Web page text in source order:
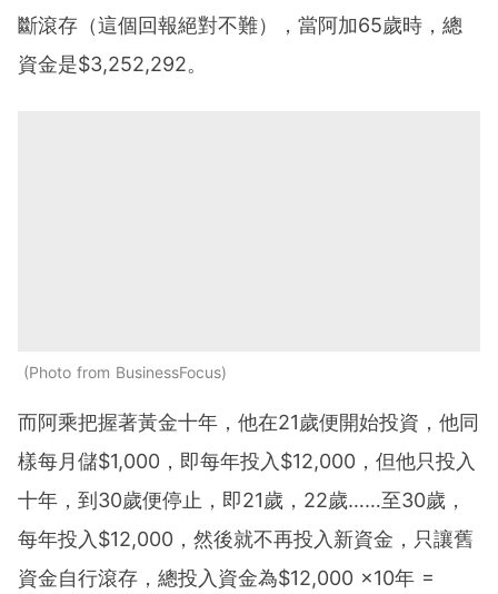
斷滾存（這個回報絕對不難），當阿加65歲時，總
資金是$3,252,292。
Photo from BusinessFocus
而阿乘把握著黃金十年，他在21歲便開始投資，他同
樣每月儲$1,000，即每年投入$12,000，但他只投入
十年，到30歲便停止，即21歲，22歲……至30歲，
每年投入$12,000，然後就不再投入新資金，只讓舊
資金自行滾存，總投入資金為$12,000 ×10年 =